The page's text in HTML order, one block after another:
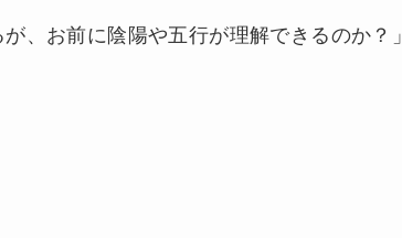
、お前に陰陽や五行が理解できるのか？」